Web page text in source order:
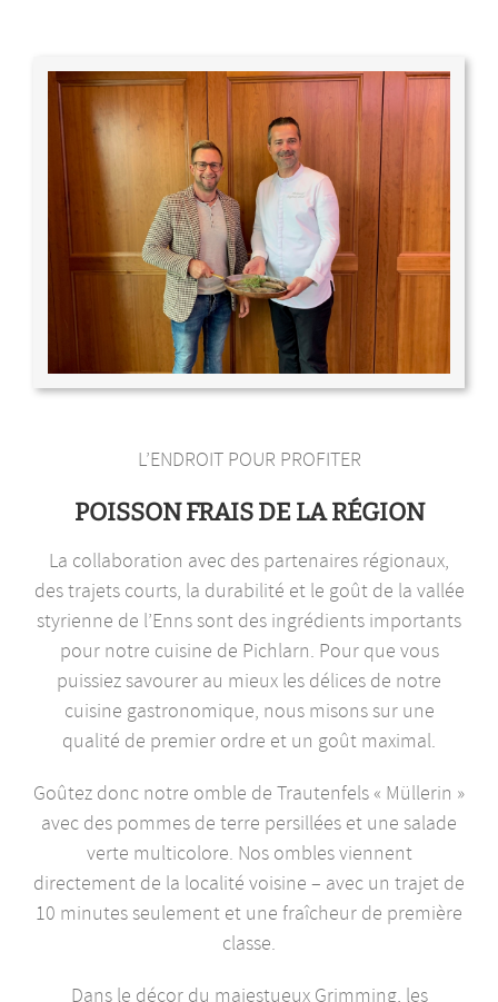
L’ENDROIT POUR PROFITER
POISSON FRAIS DE LA RÉGION
La collaboration avec des partenaires régionaux,
des trajets courts, la durabilité et le goût de la vallée
styrienne de l’Enns sont des ingrédients importants
pour notre cuisine de Pichlarn. Pour que vous
puissiez savourer au mieux les délices de notre
cuisine gastronomique, nous misons sur une
qualité de premier ordre et un goût maximal.
Goûtez donc notre omble de Trautenfels « Müllerin »
avec des pommes de terre persillées et une salade
verte multicolore. Nos ombles viennent
directement de la localité voisine – avec un trajet de
10 minutes seulement et une fraîcheur de première
classe.
Dans le décor du majestueux Grimming, les